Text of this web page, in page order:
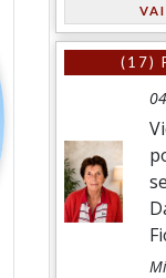
(17)